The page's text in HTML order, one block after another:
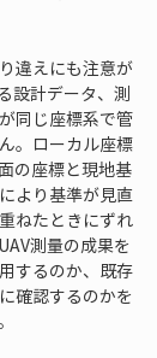
違えにも注意が
設計データ、測
同じ座標系で管
。ローカル座標
の座標と現地基
より基準が見直
ねたときにずれ
測量の成果を
するのか、既存
確認するのかを